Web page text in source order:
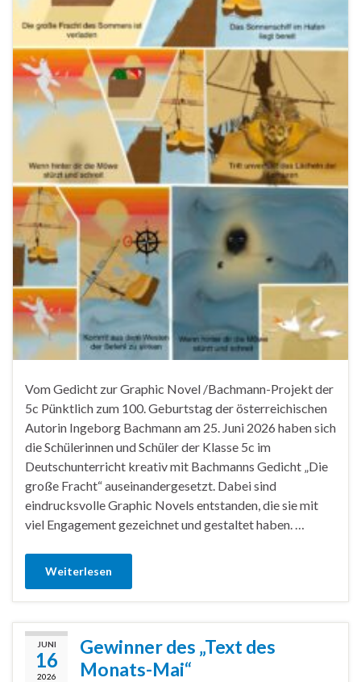
Vom Gedicht zur Graphic Novel /Bachmann-Projekt der
5c Pünktlich zum 100. Geburtstag der österreichischen
Autorin Ingeborg Bachmann am 25. Juni 2026 haben sich
die Schülerinnen und Schüler der Klasse 5c im
Deutschunterricht kreativ mit Bachmanns Gedicht „Die
große Fracht“ auseinandergesetzt. Dabei sind
eindrucksvolle Graphic Novels entstanden, die sie mit
viel Engagement gezeichnet und gestaltet haben. …
Weiterlesen
JUNI
16
2026
Gewinner des „Text des
Monats-Mai“